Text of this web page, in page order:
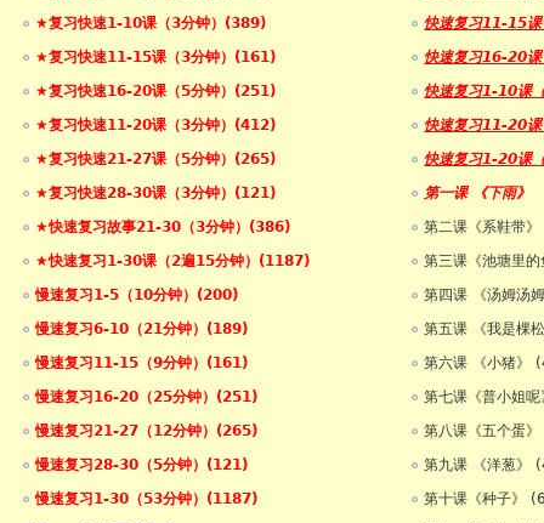
★复习快速1-10课（3分钟）(389)
★复习快速11-15课（3分钟）(161)
★复习快速16-20课（5分钟）(251)
★复习快速11-20课（3分钟）(412)
★复习快速21-27课（5分钟）(265)
★复习快速28-30课（3分钟）(121)
★快速复习故事21-30（3分钟）(386)
★快速复习1-30课（2遍15分钟）(1187)
慢速复习1-5（10分钟）(200)
慢速复习6-10（21分钟）(189)
慢速复习11-15（9分钟）(161)
慢速复习16-20（25分钟）(251)
慢速复习21-27（12分钟）(265)
慢速复习28-30（5分钟）(121)
慢速复习1-30（53分钟）(1187)
快速复习11-15
快速复习16-20
快速复习1-10课
快速复习11-20
快速复习1-20课
第一课 《下雨》
第二课《系鞋带
第三课《池塘里
第四课 《汤姆汤
第五课 《我是棵
第六课 《小猪》
第七课《普小姐
第八课《五个蛋
第九课 《洋葱》
第十课《种子》